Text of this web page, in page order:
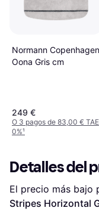
Normann Copenhagen
Oona Gris cm
249 €
O 3 pagos de 83,00 € TAE
0%¹
Detalles del
El precio más bajo
Stripes Horizontal